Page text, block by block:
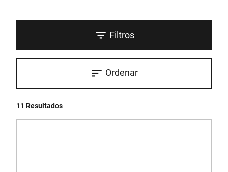
Filtros
11 Resultados
Ordenar